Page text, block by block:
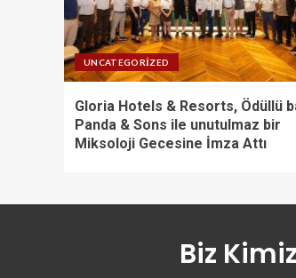
UNCATEGORIZED
Gloria Hotels & Resorts, Ödüllü
Panda & Sons ile unutulmaz bir
Miksoloji Gecesine İmza Attı
Biz Kimiz